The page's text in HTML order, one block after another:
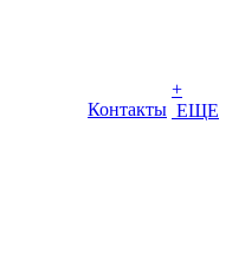
Контакты
+
ЕЩЕ